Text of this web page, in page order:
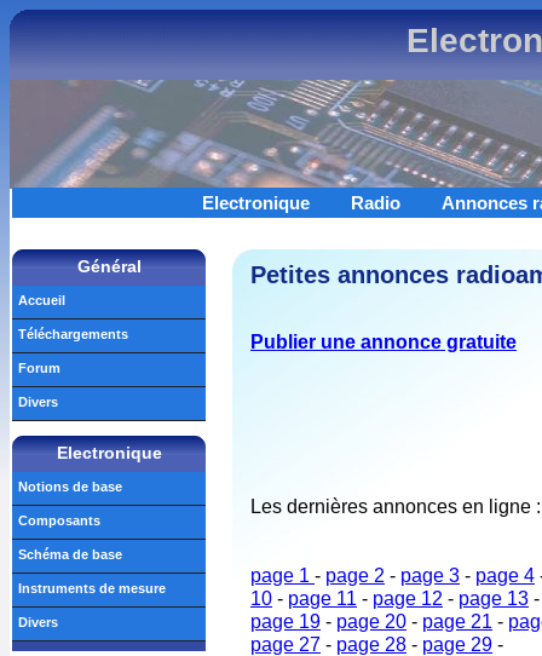
Electronique Radio Annonces
Petites annonces
Publier une annonce gratuite
Les dernières annonces en ligne :
page 1 - page 2 - page 3 - page 4
10 - page 11 - page 12 - page 13
page 19 - page 20 - page 21 -
page 27 - page 28 - page 29 -
Général
Accueil
Téléchargements
Forum
Divers
Electronique
Notions de base
Composants
Schéma de base
Instruments de mesure
Divers